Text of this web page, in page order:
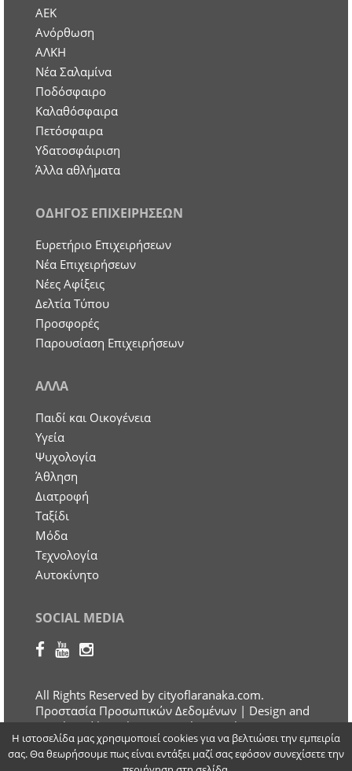
ΑΕΚ
Ανόρθωση
ΑΛΚΗ
Νέα Σαλαμίνα
Ποδόσφαιρο
Καλαθόσφαιρα
Πετόσφαιρα
Υδατοσφάιριση
Άλλα αθλήματα
ΟΔΗΓΟΣ ΕΠΙΧΕΙΡΗΣΕΩΝ
Ευρετήριο Επιχειρήσεων
Nέα Επιχειρήσεων
Νέες Αφίξεις
Δελτία Τύπου
Προσφορές
Παρουσίαση Επιχειρήσεων
ΑΛΛΑ
Παιδί και Οικογένεια
Υγεία
Ψυχολογία
Άθληση
Διατροφή
Ταξίδι
Μόδα
Τεχνολογία
Αυτοκίνητο
SOCIAL MEDIA
All Rights Reserved by cityoflaranaka.com.
Προστασία Προσωπικών Δεδομένων | Design and
Developed by Otherview Web & Marketing
Solutions
Η ιστοσελίδα μας χρησιμοποιεί cookies για να βελτιώσει την εμπειρία
σας. Θα θεωρήσουμε πως είναι εντάξει μαζί σας εφόσον συνεχίσετε την